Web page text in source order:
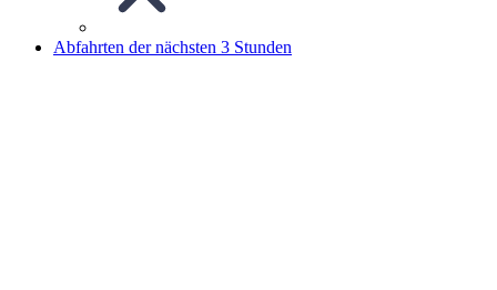
Abfahrten der nächsten 3 Stunden